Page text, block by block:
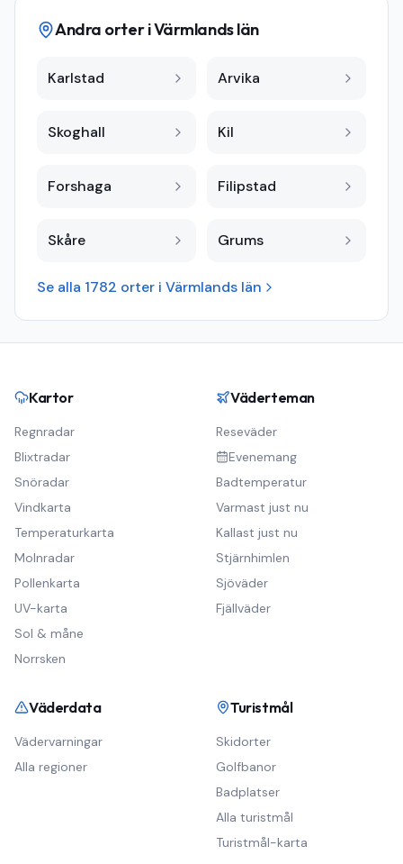
Andra orter iVärmlands län
Karlstad Arvika
Skoghall Kil
Forshaga Filipstad
Skåre Grums
Se alla 1782 orter i Värmlands län
Kartor
Regnradar
Blixtradar
Snöradar
Vindkarta
Temperaturkarta
Molnradar
Pollenkarta
UV-karta
Sol & måne
Norrsken
Väderteman
Reseväder
Evenemang
Badtemperatur
Varmast just nu
Kallast just nu
Stjärnhimlen
Sjöväder
Fjällväder
Väderdata
Vädervarningar
Alla regioner
Turistmål
Skidorter
Golfbanor
Badplatser
Alla turistmål
Turistmål-karta